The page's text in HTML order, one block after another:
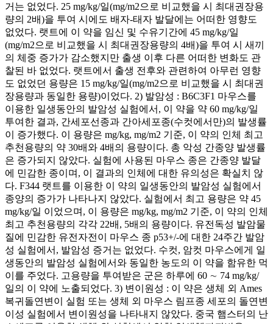
거는 없었다. 25 mg/kg/일(mg/m2으로 비교했을 시 최대권장용
량의 2배)을 투여 시에도 배자-태자 발달에는 어떠한 영향도
없었다. 랫트에 이 약을 임신 및 수유기간에 45 mg/kg/일
(mg/m2으로 비교했을 시 최대권장용량의 4배)을 투여 시 새끼
의 체중 증가가 감소했지만 출생 이후 다른 어떠한 변화도 관
찰된 바 없었다. 랫트에서 출생 전후와 관련하여 아무런 영향
도 없었던 용량은 15 mg/kg/일(mg/m2으로 비교했을 시 최대권
장용량과 동일한 용량)이었다. 2) 발암성 : B6C3F1 마우스를
이용한 일생동안의 발암성 실험에서, 이 약을 약 60 mg/kg/일
투여한 결과, 간세포선종과 간아세포종(수컷에서만)의 발생률
이 증가했다. 이 용량은 mg/kg, mg/m2 기준, 이 약의 인체 최고
추천용량의 약 30배와 4배의 용량이다. 총 악성 간종양 발생률
은 증가되지 않았다. 실험에 사용된 마우스 종은 간종양 발달
에 민감한 종이며, 이 결과의 인체에 대한 유의성은 확실치 않
다. F344 랫트를 이용한 이 약의 일생동안의 발암성 실험에서
종양의 증가가 나타나지 않았다. 실험에서 최고 용량은 약 45
mg/kg/일 이었으며, 이 용량은 mg/kg, mg/m2 기준, 이 약의 인체
최고 추천용량의 각각 22배, 5배의 용량이다. 유전독성 발암물
질에 민감한 유전자전이 마우스 종 p53+/-에 대한 24주간 발암
성 실험에서, 발암성 증거는 없었다. 수컷, 암컷 마우스에게 일
생동안의 발암성 실험에서와 동일한 농도의 이 약을 함유한 먹
이를 주었다. 고용량을 투여받은 군은 하루에 60 ∼ 74 mg/kg/
일의 이 약에 노출되었다. 3) 변이원성 : 이 약은 생체 외 Ames
복귀돌연변이 실험 또는 생체 외 마우스 림프종 세포의 돌연변
이성 실험에서 변이원성을 나타내지 않았다. 중국 햄스터의 난